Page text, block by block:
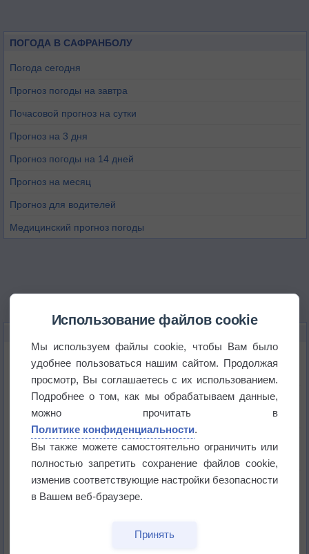
ПОГОДА В САФРАНБОЛУ
Погода сегодня
Прогноз погоды на завтра
Почасовой прогноз на сутки
Прогноз на 3 дня
Прогноз погоды на 14 дней
Прогноз на месяц
Прогноз для водителей
Медицинский прогноз погоды
Космическая погода влияет на транспорт
Приложение построит маршрут через тень
Атмосфера начала замерзать
В Приморье обнаружены морские волны тепла
Использование файлов cookie
Мы используем файлы cookie, чтобы Вам было
удобнее пользоваться нашим сайтом. Продолжая
просмотр, Вы соглашаетесь с их использованием.
Подробнее о том, как мы обрабатываем данные,
можно прочитать в
Политике конфиденциальности.
Вы также можете самостоятельно ограничить или
полностью запретить сохранение файлов cookie,
изменив соответствующие настройки безопасности
в Вашем веб-браузере.
Принять